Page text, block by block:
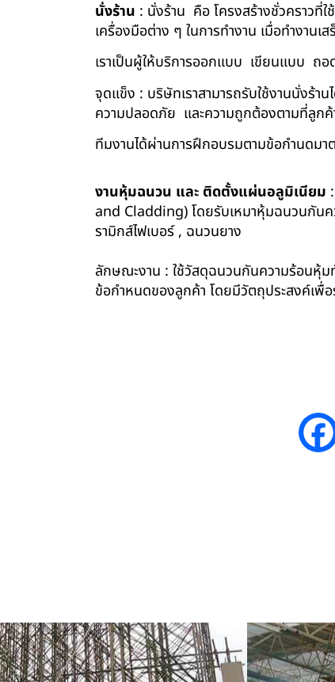
นั่งร้าน : นั่งร้าน คือ โครงสร้างชั่วคราวที่
เครื่องมือต่าง ๆ ในการทำงาน เมื่อทำงาน
เราเป็นผู้ให้บริการออกแบบ เขียนแบบ ถ
จุดแข็ง : บริษัทเราสามารถรับใช้งานนั่ง
ความปลอดภัย และความถูกต้องตามที่ลูก
ทีมงานได้ผ่านการฝึกอบรมตามข้อกำนดม
งานหุ้มฉนวน และ ติดตั้งแผ่นอลูมิเนียม
and Cladding) โดยรับเหมาหุ้มฉนวนกันค
รามิกส์ไฟเบอร์ , ฉนวนยาง
ลักษณะงาน : ใช้วัสดุฉนวนกันความร้อนหุ้
ข้อกำหนดของลูกค้า โดยมีวัตถุประสงค์เพื่